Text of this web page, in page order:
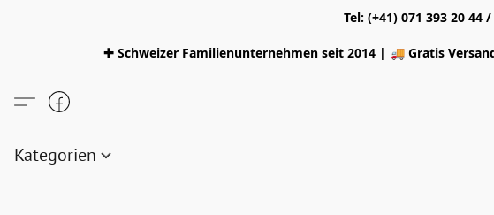
Tel: (+41) 071 393 20 44
✚ Schweizer Familienunternehmen seit 2014 | 🚚 Gratis
Kategorien